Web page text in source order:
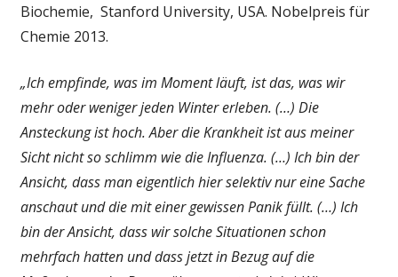
Biochemie, Stanford University, USA. Nobelpreis für
Chemie 2013.
„Ich empfinde, was im Moment läuft, ist das, was wir
mehr oder weniger jeden Winter erleben. (…) Die
Ansteckung ist hoch. Aber die Krankheit ist aus meiner
Sicht nicht so schlimm wie die Influenza. (…) Ich bin der
Ansicht, dass man eigentlich hier selektiv nur eine Sache
anschaut und die mit einer gewissen Panik füllt. (…) Ich
bin der Ansicht, dass wir solche Situationen schon
mehrfach hatten und dass jetzt in Bezug auf die